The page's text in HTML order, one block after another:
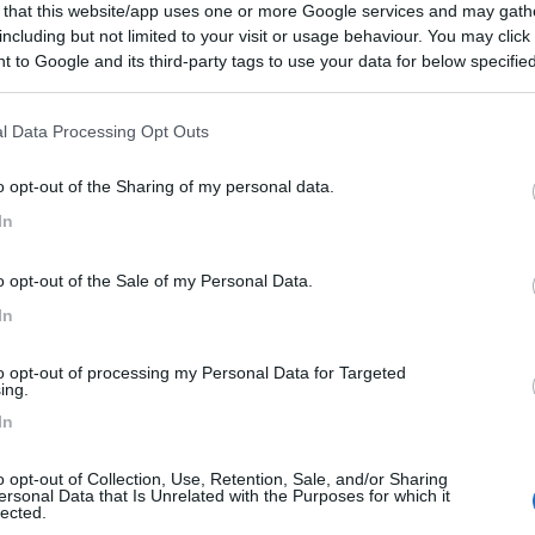
that this website/app uses one or more Google services and may
but not limited to your visit or usage behaviour. You may
to Google and its third-party tags to use your data for below
Data Processing Opt Outs
opt-out of the Sharing of my personal data.
opt-out of the Sale of my Personal Data.
opt-out of processing my Personal Data for Targeted
opt-out of Collection, Use, Retention, Sale, and/or Sharing
Data that Is Unrelated with the Purposes for which it
27/05/2014 07:56:11 (Visualizza messaggio in nuova finestra)>
Year (se si scrive cosi non so). Luca Sono un ragazzo di
TRUKMAX per il Iveco Daily - 10 tele, per 70 euro cadauna;
benissimo ed i pneumatici erano di produzione
Tanti buoni chilometri. [8D]
pressione gomme. Tempo addietro le case indicavano le